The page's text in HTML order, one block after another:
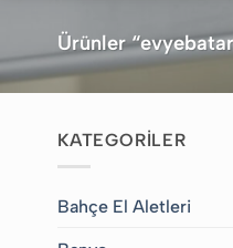
Ürünler
KATEGORİLER
Bahçe El Aletleri